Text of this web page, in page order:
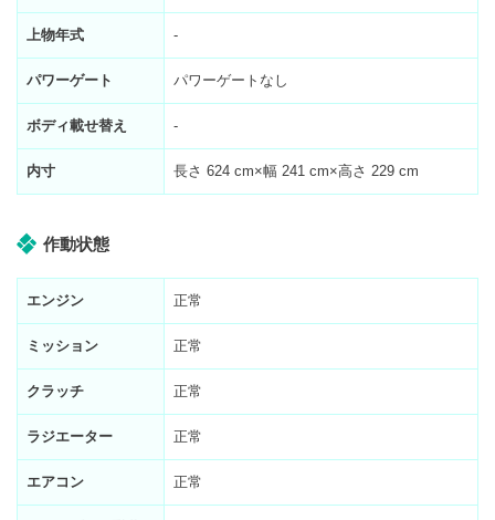
上物年式 -
パワーゲート パワーゲートなし
ボディ載せ替え -
内寸 長さ 624 cm×幅 241 cm×高さ 229 cm
作動状態
エンジン 正常
ミッション 正常
クラッチ 正常
ラジエーター 正常
エアコン 正常